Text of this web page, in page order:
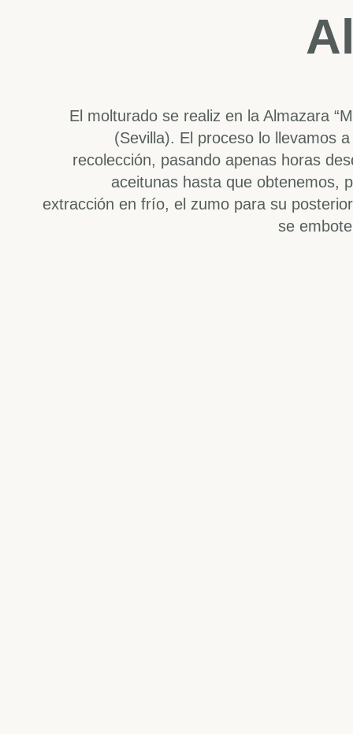
El molturado se realiz en la Almazara
(Sevilla). El proceso lo llevamos
recolección, pasando apenas horas
aceitunas hasta que obtenemos,
extracción en frío, el zumo para su
se